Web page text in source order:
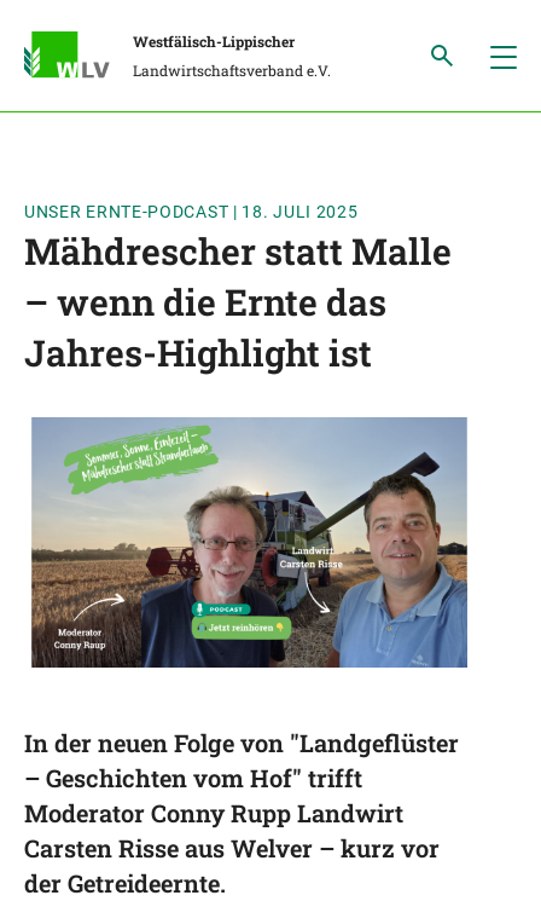
Westfälisch-Lippischer
Landwirtschaftsverband e.V.
UNSER ERNTE-PODCAST | 18. JULI 2025
Mähdrescher statt Malle
– wenn die Ernte das
Jahres-Highlight ist
In der neuen Folge von "Landgeflüster
– Geschichten vom Hof" trifft
Moderator Conny Rupp Landwirt
Carsten Risse aus Welver – kurz vor
der Getreideernte.